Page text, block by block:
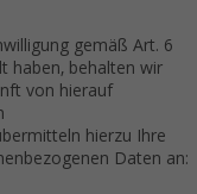
gemäß Art. 6
haben, behalten wir
von hierauf
hierzu Ihre
Daten an: